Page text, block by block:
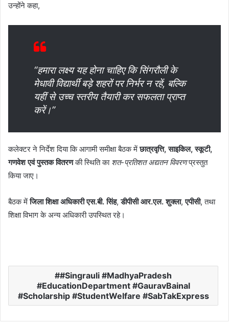
उन्होंने कहा,
“हमारा लक्ष्य यह होना चाहिए कि सिंगरौली के
मेधावी विद्यार्थी बड़े शहरों पर निर्भर न रहें, बल्कि
यहीं से उच्च स्तरीय तैयारी कर सफलता प्राप्त
करें।”
कलेक्टर ने निर्देश दिया कि आगामी समीक्षा बैठक मेंछात्रवृत्ति, साइकिल, स्कूटी,
गणवेश एवं पुस्तक वितरणकी स्थिति का शत-प्रतिशत अद्यतन विवरणप्रस्तुत
किया जाए।
बैठक मेंजिला शिक्षा अधिकारी एस.बी. सिंह,डीपीसी आर.एल. शुक्ला,एपीसी, तथा
शिक्षा विभाग के अन्य अधिकारी उपस्थित रहे।
#Singrauli #MadhyaPradesh
#EducationDepartment #GauravBainal
#Scholarship #StudentWelfare #SabTakExpress